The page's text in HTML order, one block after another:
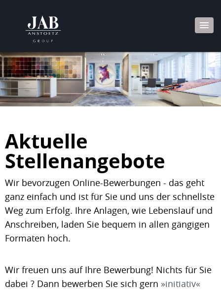
Aktuelle
Stellenangebote
Wir bevorzugen Online-Bewerbungen - das geht
ganz einfach und ist für Sie und uns der schnellste
Weg zum Erfolg. Ihre Anlagen, wie Lebenslauf und
Anschreiben, laden Sie bequem in allen gängigen
Formaten hoch.
Wir freuen uns auf Ihre Bewerbung! Nichts für Sie
dabei ? Dann bewerben Sie sich gern
initiativ